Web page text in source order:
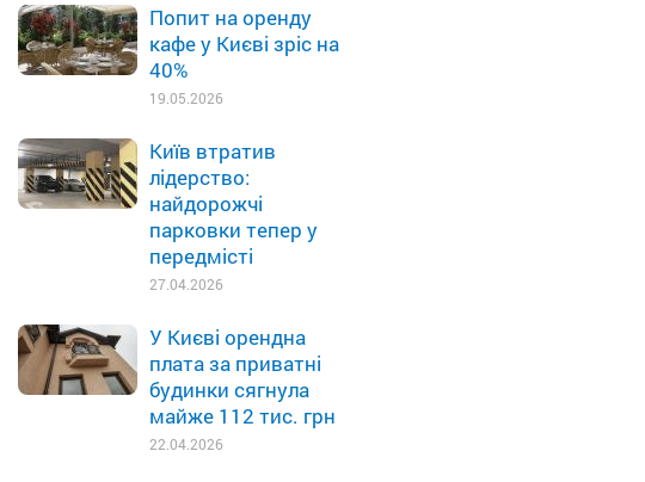
Попит на оренду
кафе у Києві зріс на
40%
19.05.2026
Київ втратив
лідерство:
найдорожчі
парковки тепер у
передмісті
27.04.2026
У Києві орендна
плата за приватні
будинки сягнула
майже 112 тис. грн
22.04.2026